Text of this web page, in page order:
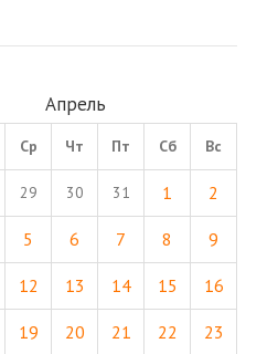
Апрель
Ср Чт Пт Сб Вс
29 30 31 1 2
5 6 7 8 9
12 13 14 15 16
19 20 21 22 23